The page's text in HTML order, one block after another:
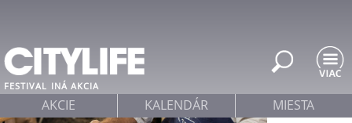
FESTIVAL INÁ AKCIA
AKCIE KALENDÁR MIESTA